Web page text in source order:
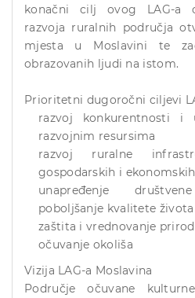
konačni cilj ovog LAG-a
razvoja ruralnih područja
mjesta u Moslavini te
obrazovanih ljudi na istom.
Prioritetni dugoročni ciljevi
razvoj konkurentnosti i
razvojnim resursima
razvoj ruralne
gospodarskih i
unapređenje
poboljšanje kvalitete života
zaštita i vrednovanje
očuvanje okoliša
Vizija LAG-a Moslavina
Područje očuvane